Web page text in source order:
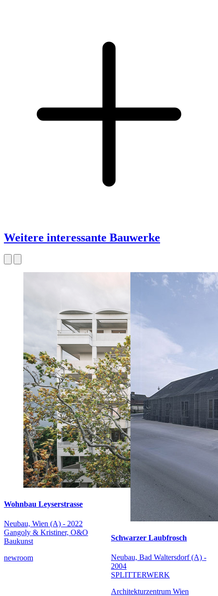
Weitere interessante Bauwerke
Wohnbau Leyserstrasse
Neubau, Wien (A) - 2022
Gangoly & Kristiner, O&O
Baukunst
newroom
Schwarzer Laubfrosch
Neubau, Bad Waltersdorf (A) -
2004
SPLITTERWERK
Architekturzentrum Wien